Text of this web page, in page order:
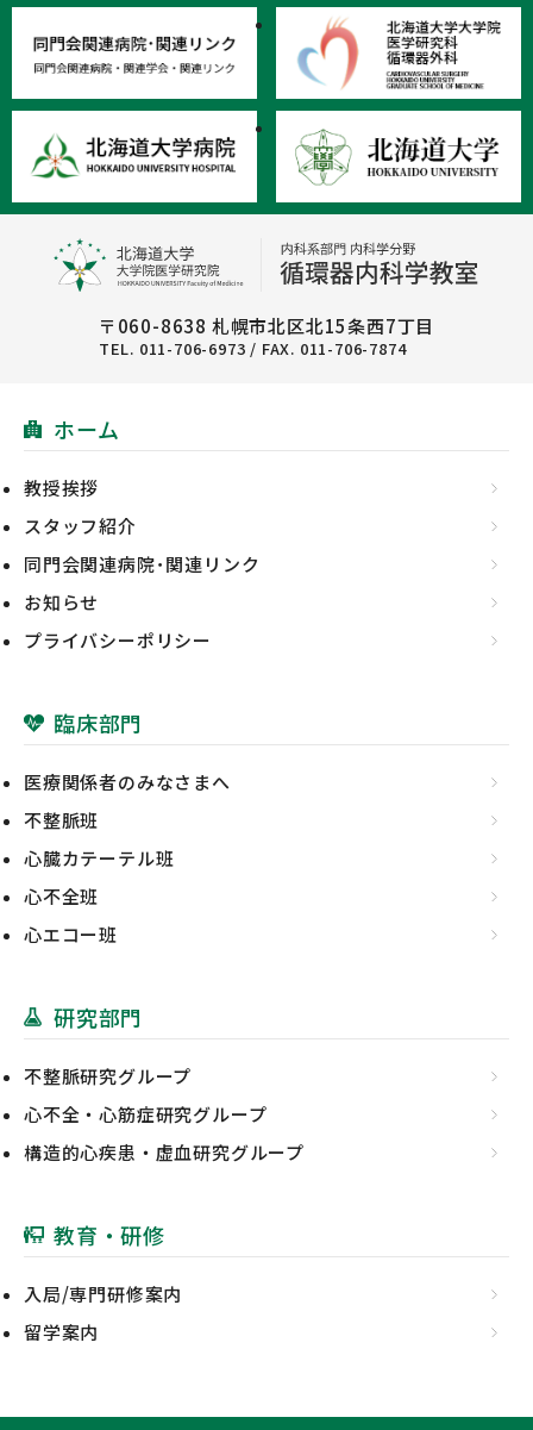
〒060-8638 札幌市北区北15条西7丁目
TEL. 011-706-6973 / FAX. 011-706-7874
ホーム
教授挨拶
スタッフ紹介
同門会関連病院･関連リンク
お知らせ
プライバシーポリシー
臨床部門
医療関係者のみなさまへ
不整脈班
心臓カテーテル班
心不全班
心エコー班
研究部門
不整脈研究グループ
心不全・心筋症研究グループ
構造的心疾患・虚血研究グループ
教育・研修
入局/専門研修案内
留学案内